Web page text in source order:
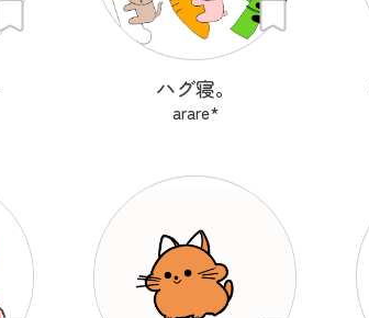
ハグ寝。
arare*